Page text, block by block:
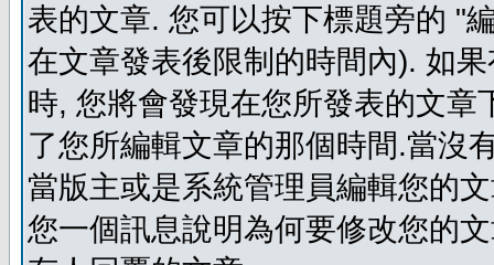
表的文章. 您可以按下標題旁的 "
在文章發表後限制的時間內). 如
時, 您將會發現在您所發表的文
了您所編輯文章的那個時間.當沒
當版主或是系統管理員編輯您的
您一個訊息說明為何要修改您的